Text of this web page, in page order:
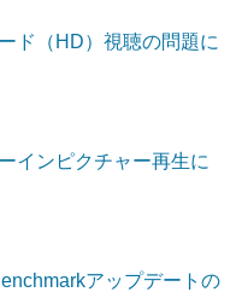
ド（HD）視聴の問題に
インピクチャー再生に
アップデートの